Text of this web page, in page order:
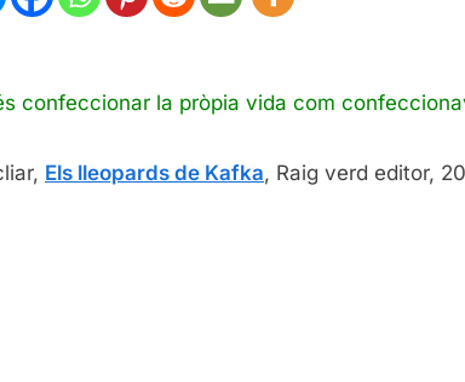
de
confeccionar la pròpia vida com
Els lleopards de Kafka, Raig verd editor,